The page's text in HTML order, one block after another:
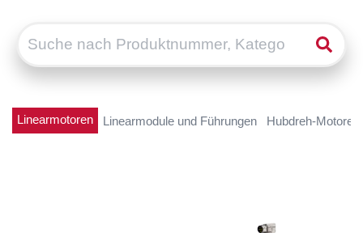
Linearmotoren Linearmodule und Führungen Hubdreh-Motoren